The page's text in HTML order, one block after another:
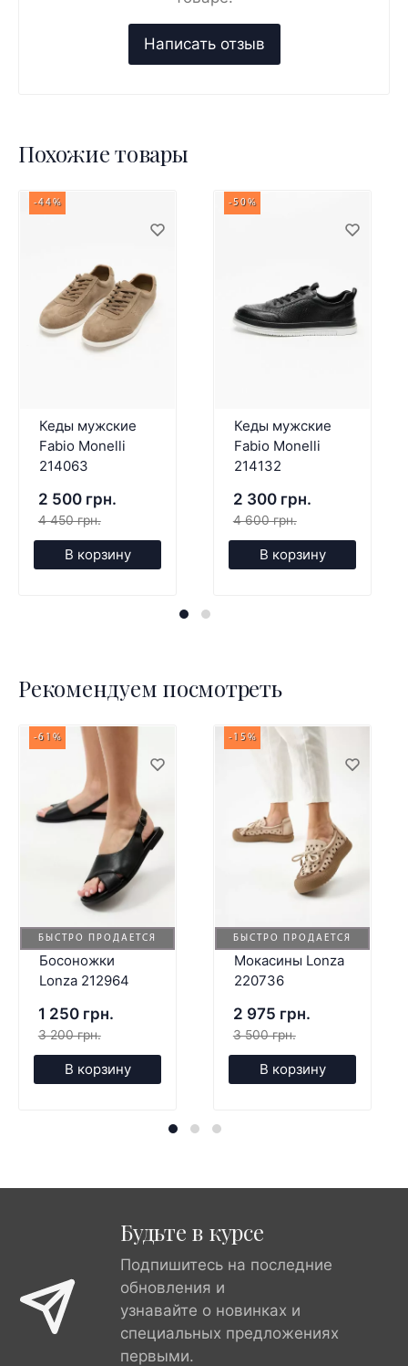
Похожие товары
-44%
Кеды мужские
Fabio Monelli
214063
2 500 грн.
4 450 грн.
В корзину
-50%
Кеды мужские
Fabio Monelli
214132
2 300 грн.
4 600 грн.
В корзину
Рекомендуем посмотреть
БЫСТРО ПРОДАЕТСЯ
-61%
Босоножки
Lonza 212964
1 250 грн.
3 200 грн.
В корзину
БЫСТРО ПРОДАЕТСЯ
-15%
Мокасины Lonza
220736
2 975 грн.
3 500 грн.
В корзину
Будьте в курсе
Подпишитесь на последние
обновления и
узнавайте о новинках и
специальных предложениях
первыми.